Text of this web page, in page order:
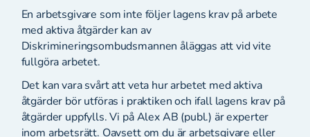
En arbetsgivare som inte följer lagens krav på arbete
med aktiva åtgärder kan av
Diskrimineringsombudsmannen åläggas att vid vite
fullgöra arbetet.
Det kan vara svårt att veta hur arbetet med aktiva
åtgärder bör utföras i praktiken och ifall lagens krav på
åtgärder uppfylls. Vi på Alex AB (publ.) är experter
inom arbetsrätt. Oavsett om du är arbetsgivare eller